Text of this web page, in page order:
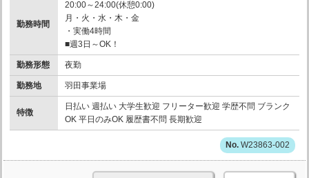
勤務時間
20:00～24:00(休憩0:00)
月・火・水・木・金
・実働4時間
■週3日～OK！
勤務形態 夜勤
勤務地 羽田事業場
特徴
日払い 週払い 大学生歓迎 フリーター歓迎 学歴不問 ブランク
OK 平日のみOK 履歴書不問 長期歓迎
W23863-002